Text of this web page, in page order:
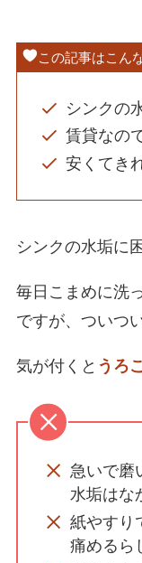
この記事はこん
シンクの
賃貸なの
安くてき
シンクの水垢に
毎日こまめに洗
ですが、ついつ
気が付くと うろ
急いで磨
水垢はな
紙やすり
痛めるら